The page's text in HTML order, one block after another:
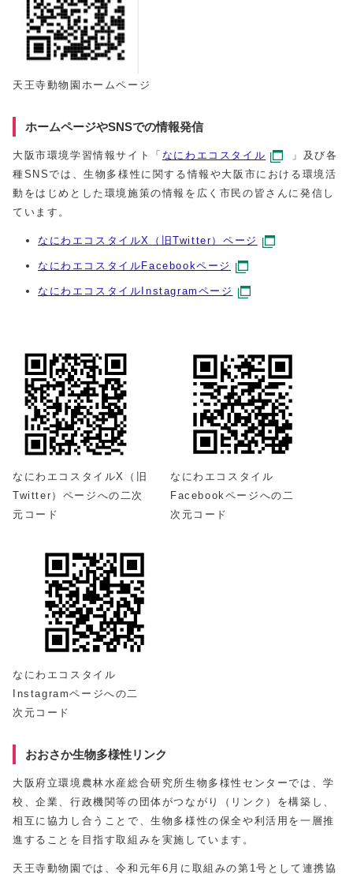
天王寺動物園ホームページ
ホームページやSNSでの情報発信
大阪市環境学習情報サイト「 なにわエコスタイル
」及び各
種SNSでは、生物多様性に関する情報や大阪市における環境活
動をはじめとした環境施策の情報を広く市民の皆さんに発信し
ています。
なにわエコスタイルX（旧Twitter）ページ
なにわエコスタイルFacebookページ
なにわエコスタイルInstagramページ
なにわエコスタイルX（旧
Twitter）ページへの二次
元コード
なにわエコスタイル
Facebookページへの二
次元コード
なにわエコスタイル
Instagramページへの二
次元コード
おおさか生物多様性リンク
大阪府立環境農林水産総合研究所生物多様性センターでは、学
校、企業、行政機関等の団体がつながり（リンク）を構築し、
相互に協力し合うことで、生物多様性の保全や利活用を一層推
進することを目指す取組みを実施しています。
天王寺動物園では、令和元年6月に取組みの第1号として連携協